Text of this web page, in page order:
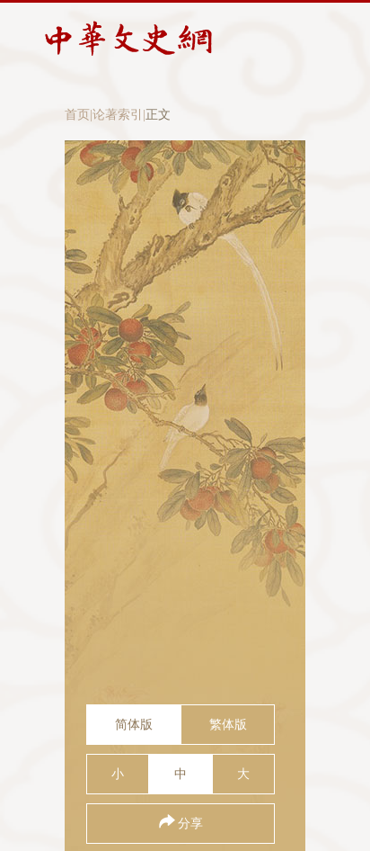
首页 论著索引 正文
简体版 繁体版
小 中 大
分享